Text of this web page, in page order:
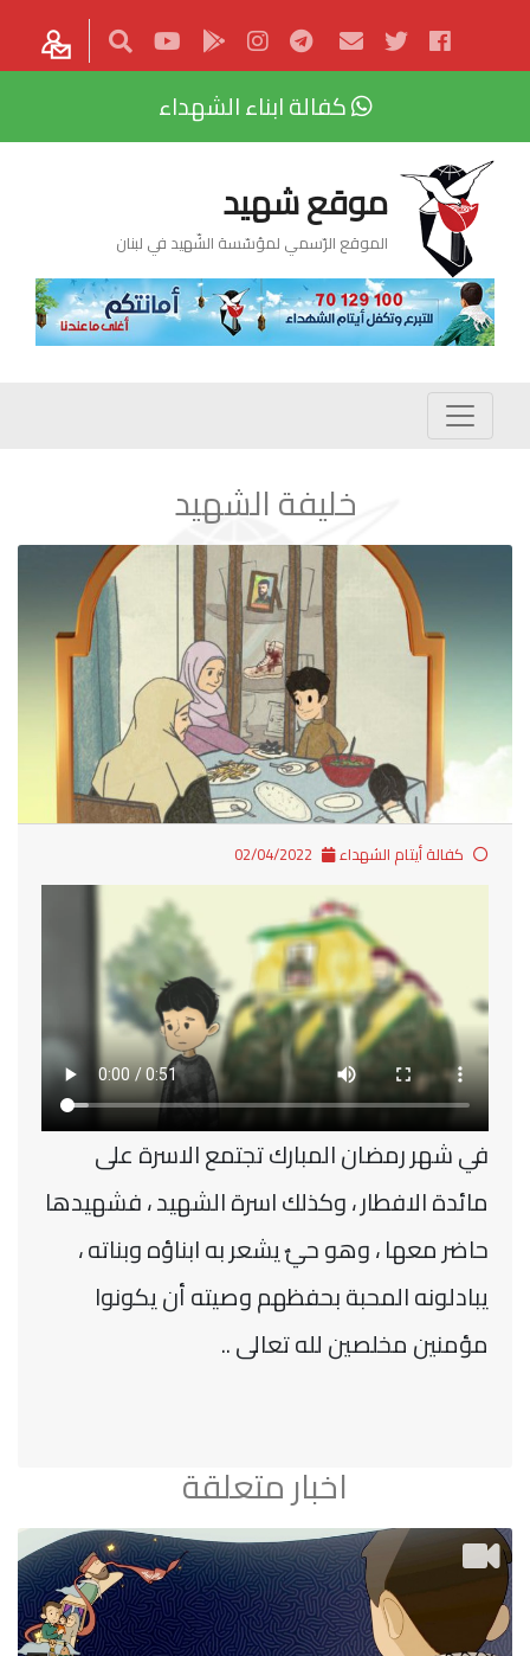
كفالة ابناء الشهداء
موقع شهيد
الموقع الرّسمي لمؤسّسة الشّهيد في لبنان
خليفة الشهيد
كفالة أيتام الشهداء
في شهر رمضان المبارك تجتمع الاسرة على
مائدة الافطار ، وكذلك اسرة الشهيد ، فشهيدها
حاضر معها ، وهو حيٌ يشعر به ابناؤه وبناته ،
يبادلونه المحبة بحفظهم وصيته أن يكونوا
مؤمنين مخلصين لله تعالى ..
اخبار متعلقة